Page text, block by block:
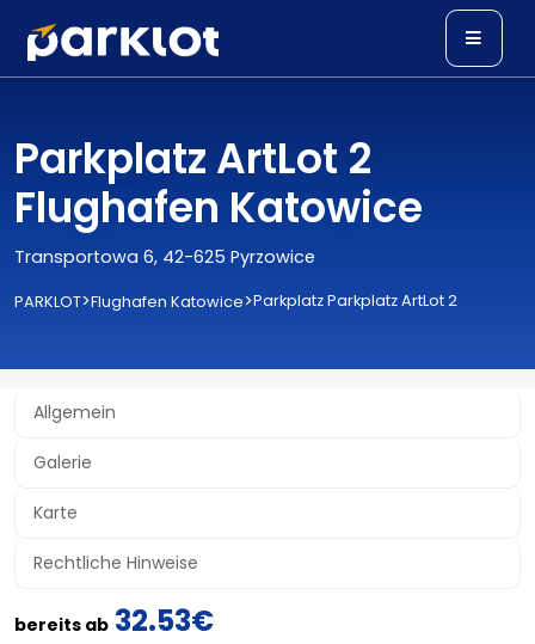
Parkplatz ArtLot 2
Flughafen Katowice
Transportowa 6, 42-625 Pyrzowice
PARKLOT>Flughafen Katowice>Parkplatz Parkplatz ArtLot 2
Allgemein
Galerie
Karte
Rechtliche Hinweise
bereits ab 32.53€